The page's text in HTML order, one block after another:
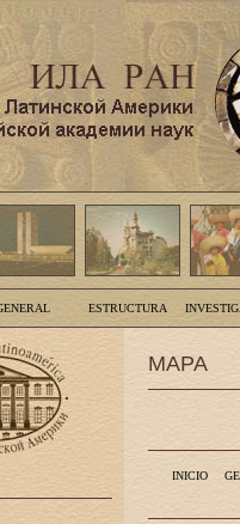
ESTRUCTURA
MAPA
INICIO